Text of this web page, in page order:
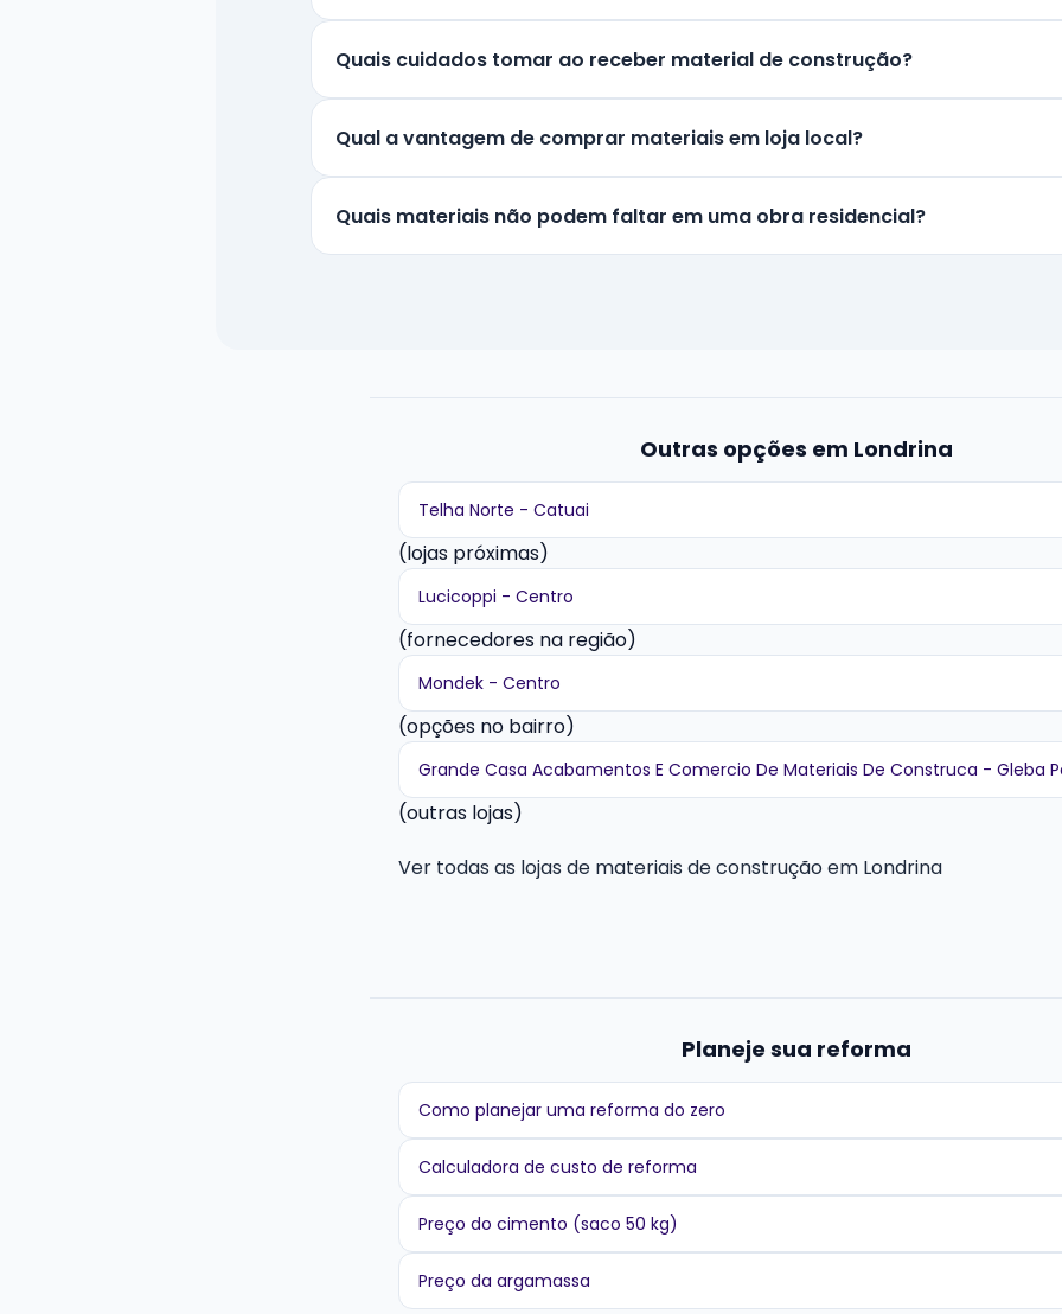
Quais cuidados tomar ao receber material de construção?
Qual a vantagem de comprar materiais em loja local?
Quais materiais não podem faltar em uma obra residencial?
Outras opções em Londrina
Telha Norte - Catuai
(lojas próximas)
Lucicoppi - Centro
(fornecedores na região)
Mondek - Centro
(opções no bairro)
Grande Casa Acabamentos E Comercio De Materiais De Construca - Gleba
(outras lojas)
Ver todas as lojas de materiais de construção em Londrina
Planeje sua reforma
Como planejar uma reforma do zero
Calculadora de custo de reforma
Preço do cimento (saco 50 kg)
Preço da argamassa